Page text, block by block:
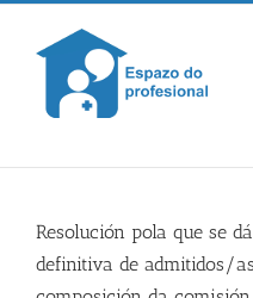
Skip
content
Resolución pola que se
definitiva de admitidos/